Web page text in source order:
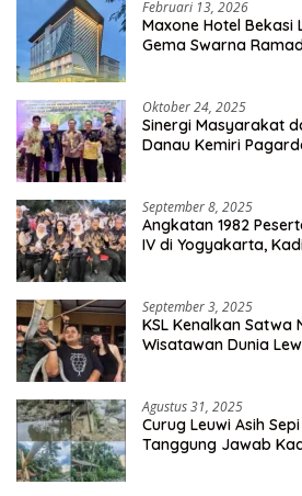
Februari 13, 2026
Maxone Hotel
Gema Swarna
Oktober 24, 2025
Sinergi Masyarakat
Danau Kemiri
September 8, 2025
Angkatan 1982
IV di Yogyakarta,
September 3, 2025
KSL Kenalkan Satwa
Wisatawan Dunia
Agustus 31, 2025
Curug Leuwi Asih
Tanggung Jawab